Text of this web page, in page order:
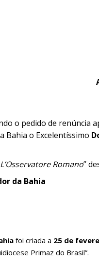
o pedido de
Bahia o Excelentíssimo
L’Osservatore Romano”
da Bahia
foi criada a 25 de
Primaz do Brasil”.